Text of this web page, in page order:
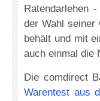
Ratendarlehen
der Wahl seiner
behält und mit
auch einmal die
Die comdirect
Warentest aus